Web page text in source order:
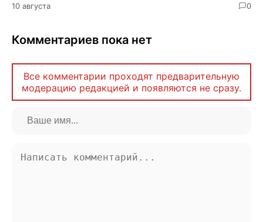
10 августа 0
Комментариев пока нет
Все комментарии проходят предварительную
модерацию редакцией и появляются не сразу.